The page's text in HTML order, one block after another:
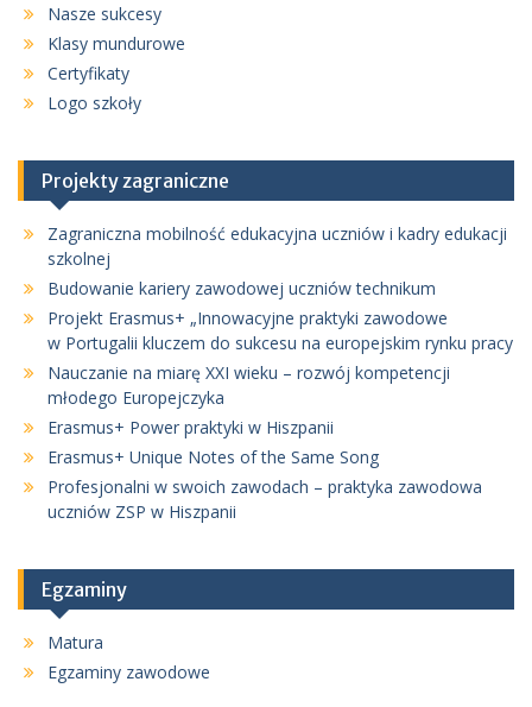
Nasze sukcesy
Klasy mundurowe
Certyfikaty
Logo szkoły
Projekty zagraniczne
Zagraniczna mobilność edukacyjna uczniów i kadry edukacji
szkolnej
Budowanie kariery zawodowej uczniów technikum
Projekt Erasmus+ „Innowacyjne praktyki zawodowe
w Portugalii kluczem do sukcesu na europejskim rynku pracy
Nauczanie na miarę XXI wieku – rozwój kompetencji
młodego Europejczyka
Erasmus+ Power praktyki w Hiszpanii
Erasmus+ Unique Notes of the Same Song
Profesjonalni w swoich zawodach – praktyka zawodowa
uczniów ZSP w Hiszpanii
Egzaminy
Matura
Egzaminy zawodowe